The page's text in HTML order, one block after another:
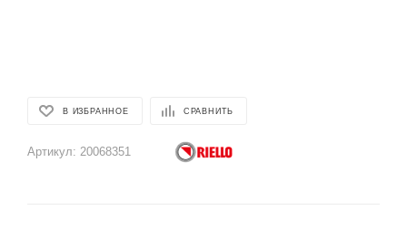
В ИЗБРАННОЕ СРАВНИТЬ
Артикул: 20068351